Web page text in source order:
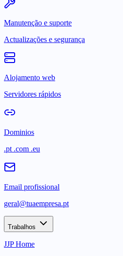
Manutenção e suporte
Actualizações e segurança
Alojamento web
Servidores rápidos
Dominios
.pt .com .eu
Email profissional
geral@tuaempresa.pt
Trabalhos
JJP Home